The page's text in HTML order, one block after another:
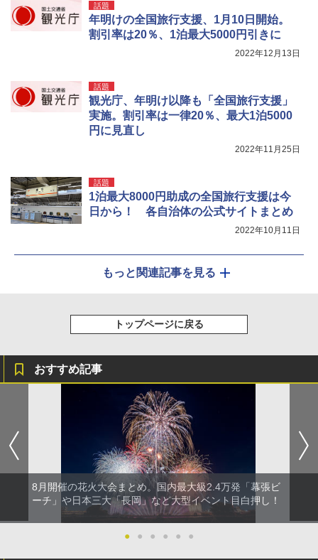
話題
年明けの全国旅行支援、1月10日開始。
割引率は20％、1泊最大5000円引きに
2022年12月13日
話題
観光庁、年明け以降も「全国旅行支援」
実施。割引率は一律20％、最大1泊5000
円に見直し
2022年11月25日
話題
1泊最大8000円助成の全国旅行支援は今
日から！ 各自治体の公式サイトまとめ
2022年10月11日
もっと関連記事を見る
トップページに戻る
おすすめ記事
8月開催の花火大会まとめ。国内最大級2.4万発「幕張ビ
ーチ」や日本三大「長岡」など大型イベント目白押し！
● ● ● ● ● ●